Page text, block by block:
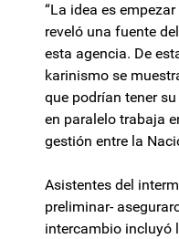
“La idea es
reveló una fuente
esta agencia. De
karinismo se
que podrían tener
en paralelo trabaja
gestión entre la
Asistentes del
preliminar-
intercambio incluyó